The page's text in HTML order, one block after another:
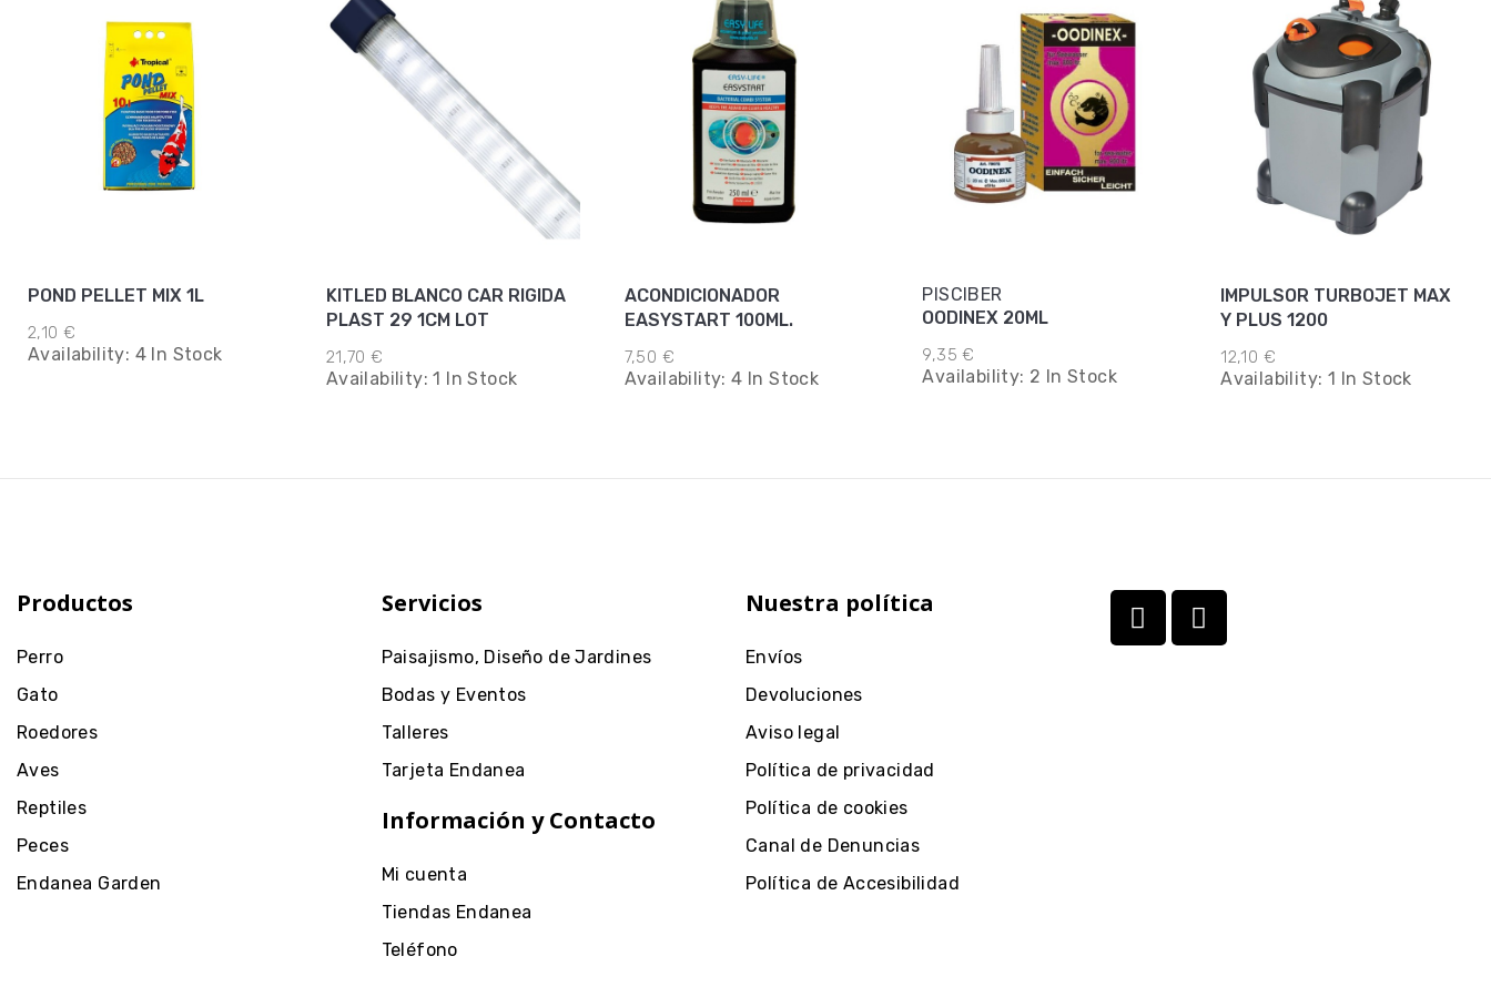
POND PELLET MIX 1L
2,10 €
Availability: 4 In Stock
KITLED BLANCO CAR RIGIDA
PLAST 29 1CM LOT
21,70 €
Availability:1 In Stock
ACONDICIONADOR
EASYSTART 100ML.
7,50 €
Availability:4 In Stock
PISCIBER
OODINEX 20ML
9,35 €
Availability: 2 In Stock
IMPULSOR TURBOJET MAX
Y PLUS 1200
12,10 €
Availability: 1 In Stock
Productos
Perro
Gato
Roedores
Aves
Reptiles
Peces
Endanea Garden
Servicios
Paisajismo, Diseño de Jardines
Bodas y Eventos
Talleres
Tarjeta Endanea
Información y Contacto
Mi cuenta
Tiendas Endanea
Teléfono
Nuestra política
Envíos
Devoluciones
Aviso legal
Política de privacidad
Política de cookies
Canal de Denuncias
Política de Accesibilidad